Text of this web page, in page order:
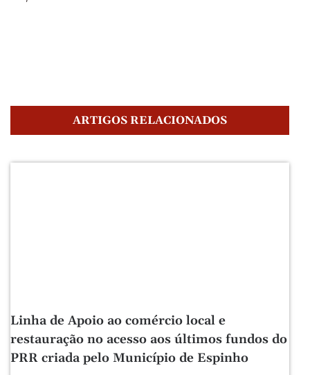
ARTIGOS RELACIONADOS
Linha de Apoio ao comércio local e
restauração no acesso aos últimos fundos do
PRR criada pelo Município de Espinho